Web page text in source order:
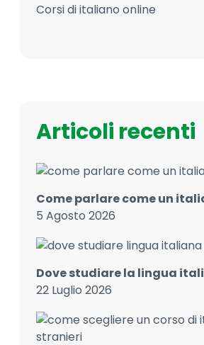
Corsi di italiano online
Articoli recenti
Come parlare come un
5 Agosto 2026
Dove studiare la lingua
22 Luglio 2026